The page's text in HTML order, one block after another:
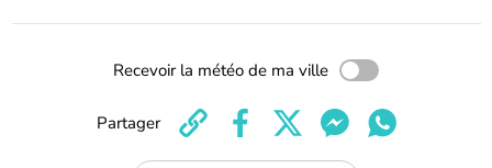
Recevoir la météo de ma ville
Partager